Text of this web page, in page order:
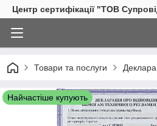
Центр сертифікації "ТОВ
Товари та послуги
Найчастіше купують